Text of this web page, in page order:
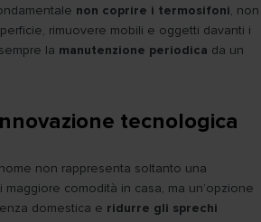
non coprire i termosifoni, non
rimuovere mobili e oggetti davanti i
la manutenzione periodica da un
tecnologica
non rappresenta soltanto una
comodità in casa, ma un’opzione
domestica e ridurre gli sprechi